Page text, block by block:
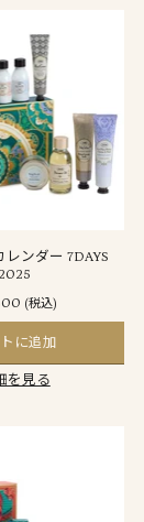
レンダー 7DAYS
2025
(税込)
に追加
を見る